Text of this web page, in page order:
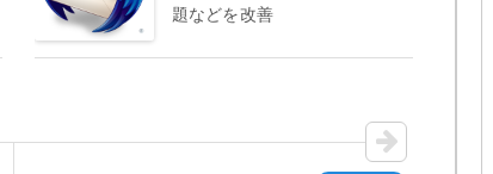
題などを改善